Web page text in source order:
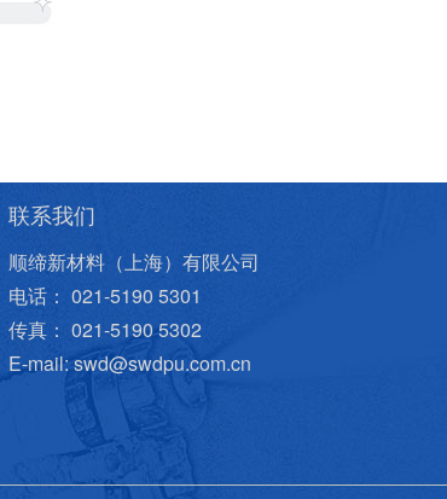
联系我们
顺缔新材料（上海）有限公司
电话： 021-5190 5301
传真： 021-5190 5302
E-mail: swd@swdpu.com.cn